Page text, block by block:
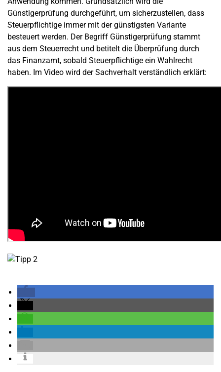
Günstigerprüfung durchgeführt, um sicherzustellen, dass
Steuerpflichtige immer mit der günstigsten Variante
besteuert werden. Der Begriff Günstigerprüfung stammt
aus dem Steuerrecht und betitelt die Überprüfung durch
das Finanzamt, sobald Steuerpflichtige ein Wahlrecht
haben. Im Video wird der Sachverhalt verständlich erklärt: